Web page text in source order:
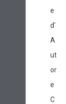
e
d'
A
ut
or
e
C